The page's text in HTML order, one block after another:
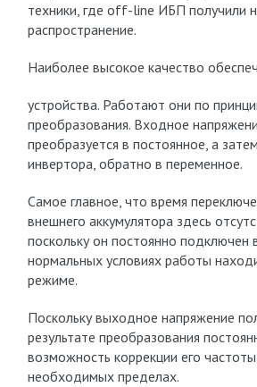
техники, где off-line ИБП получили
распространение.
Наиболее высокое качество
устройства. Работают они по
преобразования. Входное
преобразуется в постоянное, а
инвертора, обратно в переменное.
Самое главное, что время
внешнего аккумулятора здесь
поскольку он постоянно подключен
нормальных условиях работы
режиме.
Поскольку выходное напряжение
результате преобразования
возможность коррекции его
необходимых пределах.